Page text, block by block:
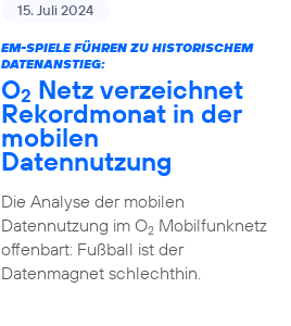
15. Juli 2024
EM-SPIELE FÜHREN ZU HISTORISCHEM
DATENANSTIEG:
O2 Netz verzeichnet
Rekordmonat in der
mobilen
Datennutzung
Die Analyse der mobilen
Datennutzung im O2Mobilfunknetz
offenbart: Fußball ist der
Datenmagnet schlechthin.